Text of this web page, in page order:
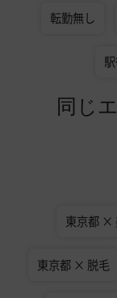
転勤無し
同じ
東京都 ×
東京都 × 脱毛